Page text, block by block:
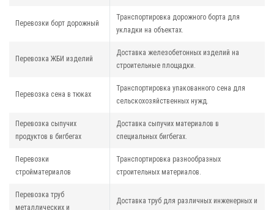
Перевозки борт дорожный
Транспортировка дорожного борта для
укладки на объектах.
Перевозка ЖБИ изделий
Доставка железобетонных изделий на
строительные площадки.
Перевозка сена в тюках
Транспортировка упакованного сена для
сельскохозяйственных нужд.
Перевозка сыпучих
продуктов в бигбегах
Доставка сыпучих материалов в
специальных бигбегах.
Перевозки
стройматериалов
Транспортировка разнообразных
строительных материалов.
Перевозка труб
металлических и
Доставка труб для различных инженерных и